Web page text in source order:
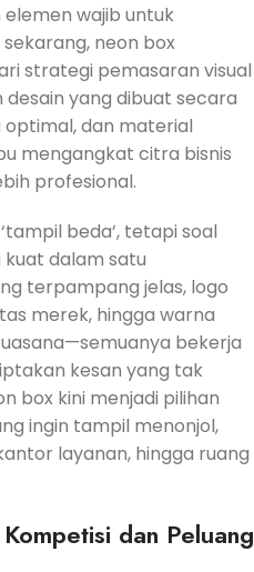
wajib untuk
neon box
strategi pemasaran visual
yang dibuat secara
dan material
mengangkat citra bisnis
profesional.
beda’, tetapi soal
dalam satu
terpampang jelas, logo
merek, hingga warna
bekerja
kesan yang tak
box kini menjadi pilihan
ingin tampil menonjol,
layanan, hingga ruang
dan Peluang